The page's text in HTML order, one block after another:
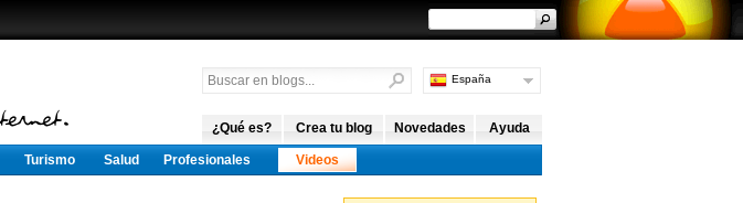
España
Internacional
¿Qué es? Crea tu blog Novedades Ayuda
Turismo Salud Profesionales Videos